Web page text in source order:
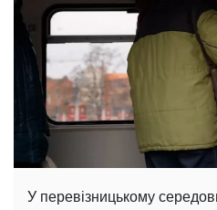
У перевізницькому